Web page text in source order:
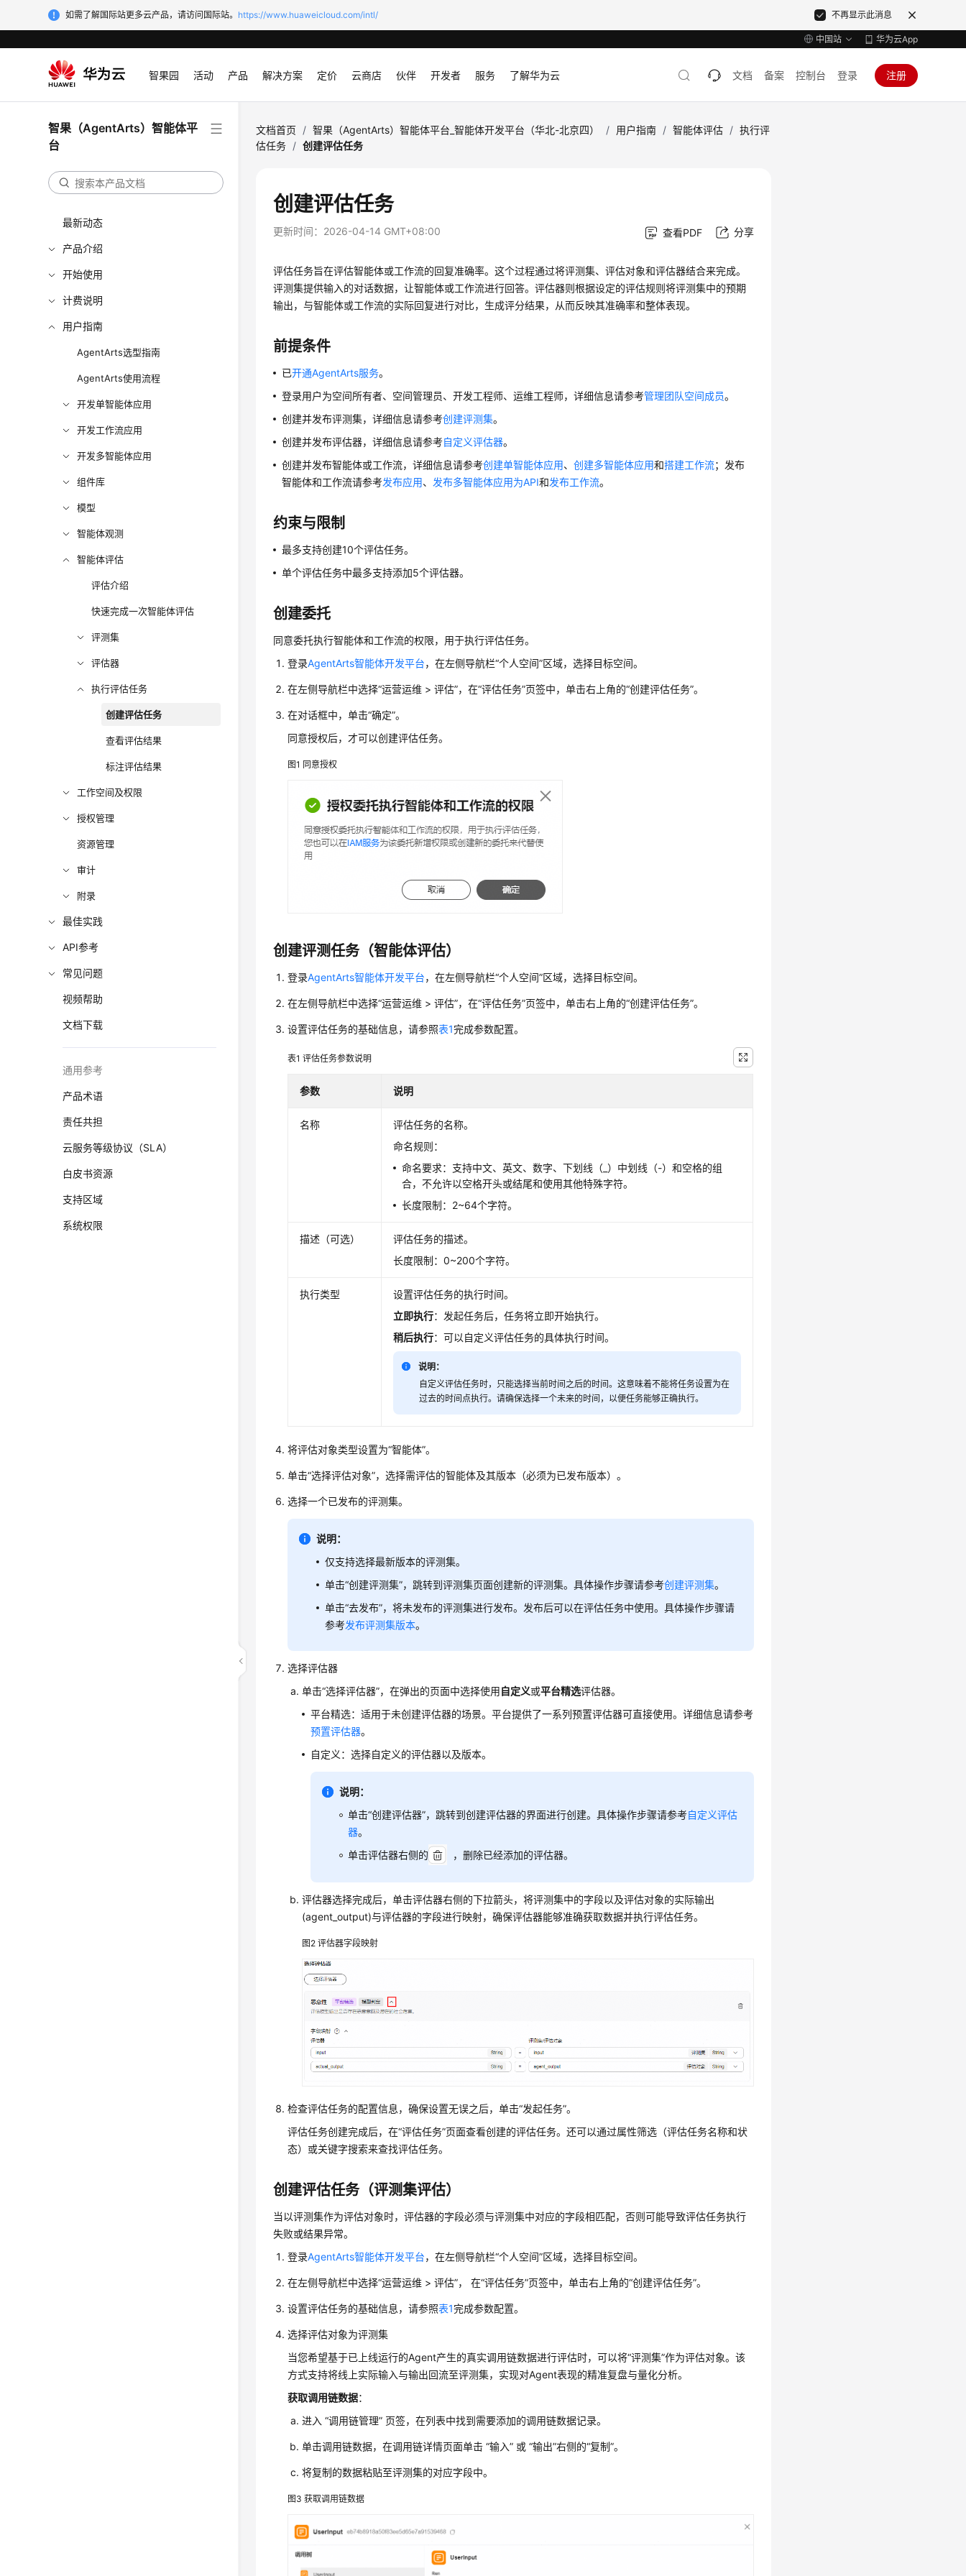
如需了解国际站更多云产品，请访问国际站。 https://www.huaweicloud.com/intl/ 不再显示此消息
中国站 华为云App
智果园 活动 产品 解决方案 定价 云商店 伙伴 开发者 服务 了解华为云 文档 备案 控制台 登录 注册
智果（AgentArts）智能体平
台
最新动态
产品介绍
开始使用
计费说明
用户指南
AgentArts选型指南
AgentArts使用流程
开发单智能体应用
开发工作流应用
开发多智能体应用
组件库
模型
智能体观测
智能体评估
评估介绍
快速完成一次智能体评估
评测集
评估器
执行评估任务
创建评估任务
查看评估结果
标注评估结果
工作空间及权限
授权管理
资源管理
审计
附录
最佳实践
API参考
常见问题
视频帮助
文档下载
通用参考
产品术语
责任共担
云服务等级协议（SLA）
白皮书资源
支持区域
系统权限
文档首页 / 智果（AgentArts）智能体平台_智能体开发平台（华北-北京四） / 用户指南 / 智能体评估 / 执行评
估任务 / 创建评估任务
创建评估任务
更新时间： 2026-04-14 GMT+08:00 查看PDF 分享
评估任务旨在评估智能体或工作流的回复准确率。这个过程通过将评测集、评估对象和评估器结合来完成。
评测集提供输入的对话数据，让智能体或工作流进行回答。评估器则根据设定的评估规则将评测集中的预期
输出，与智能体或工作流的实际回复进行对比，生成评分结果，从而反映其准确率和整体表现。
前提条件
已开通AgentArts服务。
登录用户为空间所有者、空间管理员、开发工程师、运维工程师，详细信息请参考管理团队空间成员。
创建并发布评测集，详细信息请参考创建评测集。
创建并发布评估器，详细信息请参考自定义评估器。
创建并发布智能体或工作流，详细信息请参考创建单智能体应用、创建多智能体应用和搭建工作流；发布
智能体和工作流请参考发布应用、 发布多智能体应用为API和发布工作流。
约束与限制
最多支持创建10个评估任务。
单个评估任务中最多支持添加5个评估器。
创建委托
同意委托执行智能体和工作流的权限，用于执行评估任务。
登录AgentArts智能体开发平台，在左侧导航栏“个人空间”区域，选择目标空间。
在左侧导航栏中选择“运营运维 > 评估”，在“评估任务”页签中，单击右上角的“创建评估任务”。
在对话框中，单击“确定”。
同意授权后，才可以创建评估任务。
图1 同意授权
创建评测任务（智能体评估）
登录AgentArts智能体开发平台，在左侧导航栏“个人空间”区域，选择目标空间。
在左侧导航栏中选择“运营运维 > 评估”，在“评估任务”页签中，单击右上角的“创建评估任务”。
设置评估任务的基础信息，请参照表1完成参数配置。
表1评估任务参数说明
参数 说明
名称
评估任务的名称。
命名规则：
命名要求：支持中文、英文、数字、下划线（_）中划线（-）和空格的组
合，不允许以空格开头或结尾和使用其他特殊字符。
长度限制：2~64个字符。
描述（可选）
评估任务的描述。
长度限制：0~200个字符。
执行类型
设置评估任务的执行时间。
立即执行：发起任务后，任务将立即开始执行。
稍后执行：可以自定义评估任务的具体执行时间。
说明：
自定义评估任务时，只能选择当前时间之后的时间。这意味着不能将任务设置为在
过去的时间点执行。请确保选择一个未来的时间，以便任务能够正确执行。
将评估对象类型设置为“智能体”。
单击“选择评估对象”，选择需评估的智能体及其版本（必须为已发布版本）。
选择一个已发布的评测集。
说明：
仅支持选择最新版本的评测集。
单击“创建评测集”，跳转到评测集页面创建新的评测集。具体操作步骤请参考创建评测集。
单击“去发布”，将未发布的评测集进行发布。发布后可以在评估任务中使用。具体操作步骤请
参考发布评测集版本。
选择评估器
单击“选择评估器”，在弹出的页面中选择使用自定义或平台精选评估器。
平台精选：适用于未创建评估器的场景。平台提供了一系列预置评估器可直接使用。详细信息请参考
预置评估器。
自定义：选择自定义的评估器以及版本。
说明：
单击“创建评估器”，跳转到创建评估器的界面进行创建。具体操作步骤请参考自定义评估
器。
单击评估器右侧的
，删除已经添加的评估器。
评估器选择完成后，单击评估器右侧的下拉箭头，将评测集中的字段以及评估对象的实际输出
(agent_output)与评估器的字段进行映射，确保评估器能够准确获取数据并执行评估任务。
图2评估器字段映射
检查评估任务的配置信息，确保设置无误之后，单击“发起任务”。
评估任务创建完成后，在“评估任务”页面查看创建的评估任务。还可以通过属性筛选（评估任务名称和状
态）或关键字搜索来查找评估任务。
创建评估任务（评测集评估）
当以评测集作为评估对象时，评估器的字段必须与评测集中对应的字段相匹配，否则可能导致评估任务执行
失败或结果异常。
登录AgentArts智能体开发平台，在左侧导航栏“个人空间”区域，选择目标空间。
在左侧导航栏中选择“运营运维 > 评估”， 在“评估任务”页签中，单击右上角的“创建评估任务”。
设置评估任务的基础信息，请参照表1完成参数配置。
选择评估对象为评测集
当您希望基于已上线运行的Agent产生的真实调用链数据进行评估时，可以将“评测集”作为评估对象。该
方式支持将线上实际输入与输出回流至评测集，实现对Agent表现的精准复盘与量化分析。
获取调用链数据：
进入 “调用链管理” 页签，在列表中找到需要添加的调用链数据记录。
单击调用链数据，在调用链详情页面单击 “输入” 或 “输出”右侧的“复制”。
将复制的数据粘贴至评测集的对应字段中。
图3获取调用链数据